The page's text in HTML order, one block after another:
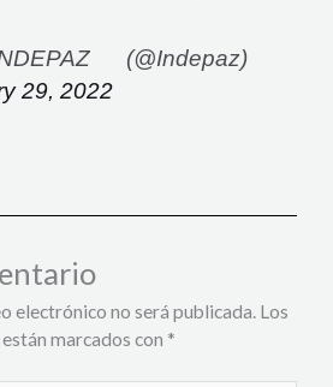
(@Indepaz)
29, 2022
electrónico no será publicada. Los
marcados con *